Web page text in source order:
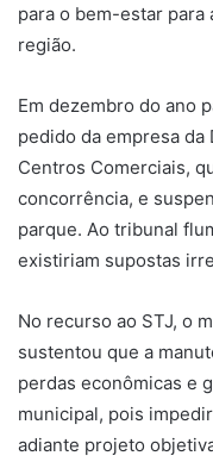
para o bem-estar para
região.
Em dezembro do ano
pedido da empresa
Centros Comerciais,
concorrência, e
parque. Ao tribunal
existiriam supostas
No recurso ao STJ, o
sustentou que a
perdas econômicas e
municipal, pois
adiante projeto